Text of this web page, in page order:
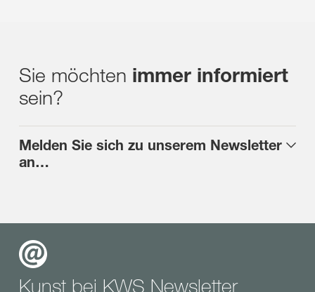
Sie möchten immer informiert
sein?
Melden Sie sich zu unserem Newsletter
an…
Kunst bei KWS Newsletter